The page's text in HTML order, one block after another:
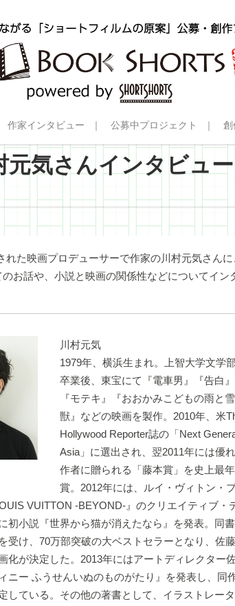
作家インタビュー 公募中プロジェクト 創
元気さんインタビュー
れた映画プロデューサーで作家の川村元気さん
のお話や、小説と映画の関係性などについてイン
川村元気
1979年、横浜生まれ。上智大学文学
卒業後、東宝にて『電車男』『告白』
『モテキ』『おおかみこどもの雨と
獣』などの映画を製作。2010年、米
Hollywood Reporter誌の「Next
Asia」に選出され、翌2011年には優
作者に贈られる「藤本賞」を史上最
賞。2012年には、ルイ・ヴィトン・
VUITTON -BEYOND-』のクリエイティブ・
初小説『世界から猫が消えたなら』を発表。同
受け、70万部突破の大ベストセラーとなり、佐
化が決定した。2013年にはアートディレクター
ニー ふうせんいぬのものがたり』を発表し、同
している。その他の著書として、イラストレー